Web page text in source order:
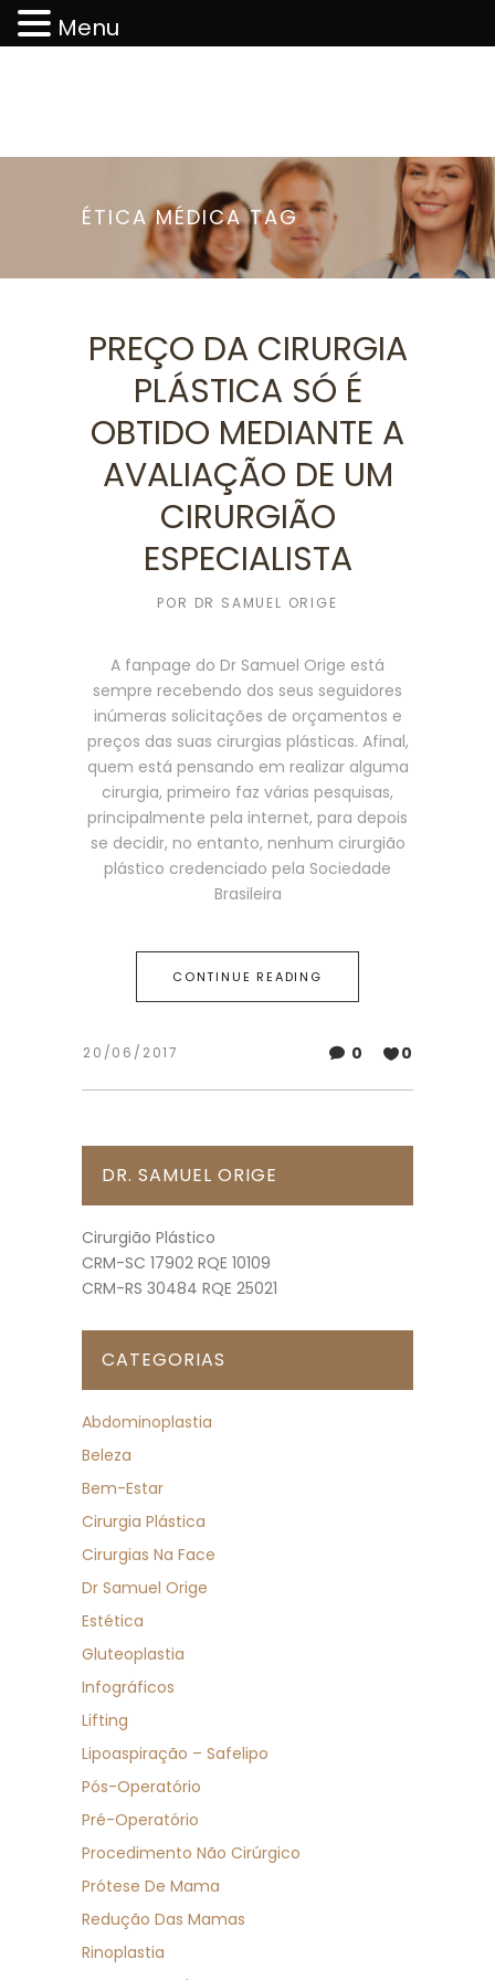
ÉTICA MÉDICA TAG
PREÇO DA CIRURGIA
PLÁSTICA SÓ É
OBTIDO MEDIANTE A
AVALIAÇÃO DE UM
CIRURGIÃO
ESPECIALISTA
POR DR SAMUEL ORIGE
A fanpage do Dr Samuel Orige está
sempre recebendo dos seus seguidores
inúmeras solicitações de orçamentos e
preços das suas cirurgias plásticas. Afinal,
quem está pensando em realizar alguma
cirurgia, primeiro faz várias pesquisas,
principalmente pela internet, para depois
se decidir, no entanto, nenhum cirurgião
plástico credenciado pela Sociedade
Brasileira
CONTINUE READING
20/06/2017 0 0
DR. SAMUEL ORIGE
Cirurgião Plástico
CRM-SC 17902 RQE 10109
CRM-RS 30484 RQE 25021
CATEGORIAS
Abdominoplastia
Beleza
Bem-Estar
Cirurgia Plástica
Cirurgias Na Face
Dr Samuel Orige
Estética
Gluteoplastia
Infográficos
Lifting
Lipoaspiração – Safelipo
Pós-Operatório
Pré-Operatório
Procedimento Não Cirúrgico
Prótese De Mama
Redução Das Mamas
Rinoplastia
Menu